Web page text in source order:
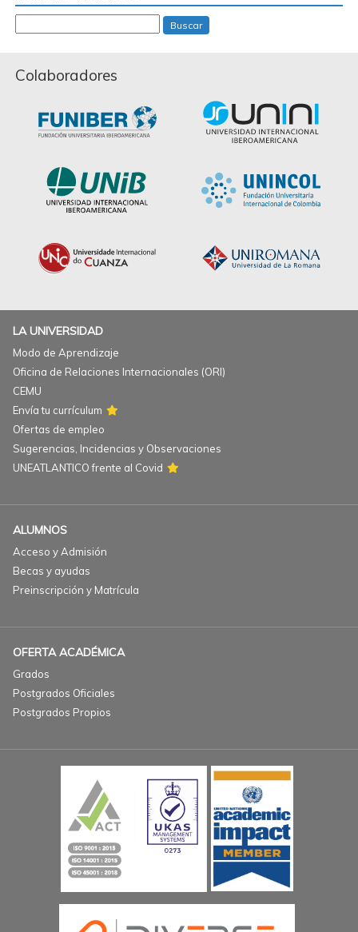
Buscar
Colaboradores
LA UNIVERSIDAD
Modo de Aprendizaje
Oficina de Relaciones Internacionales (ORI)
CEMU
Envía tu currículum
Ofertas de empleo
Sugerencias, Incidencias y Observaciones
UNEATLANTICO frente al Covid
ALUMNOS
Acceso y Admisión
Becas y ayudas
Preinscripción y Matrícula
OFERTA ACADÉMICA
Grados
Postgrados Oficiales
Postgrados Propios